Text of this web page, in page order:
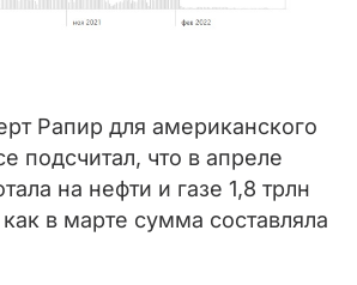
Рапир для американского
подсчитал, что в апреле
на нефти и газе 1,8 трлн
в марте сумма составляла